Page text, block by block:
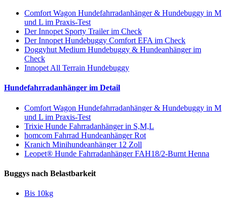
Comfort Wagon Hundefahrradanhänger & Hundebuggy in M
und L im Praxis-Test
Der Innopet Sporty Trailer im Check
Der Innopet Hundebuggy Comfort EFA im Check
Doggyhut Medium Hundebuggy & Hundeanhänger im
Check
Innopet All Terrain Hundebuggy
Hundefahrradanhänger im Detail
Comfort Wagon Hundefahrradanhänger & Hundebuggy in M
und L im Praxis-Test
Trixie Hunde Fahrradanhänger in S,M,L
homcom Fahrrad Hundeanhänger Rot
Kranich Minihundeanhänger 12 Zoll
Leopet® Hunde Fahrradanhänger FAH18/2-Burnt Henna
Buggys nach Belastbarkeit
Bis 10kg